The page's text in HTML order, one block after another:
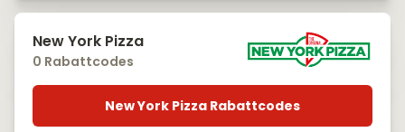
New York Pizza
0 Rabattcodes
New York Pizza Rabattcodes